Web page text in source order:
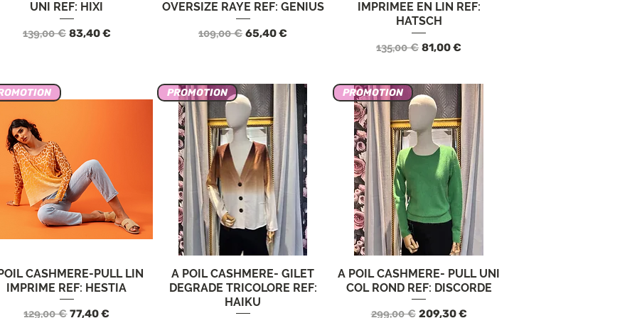
UNI REF: HIXI
Precio
139,00 € Precio de oferta
83,40 €
OVERSIZE RAYE REF: GENIUS
Precio
109,00 € Precio de oferta
65,40 €
IMPRIMEE EN LIN REF:
HATSCH
Precio
135,00 € Precio de oferta
81,00 €
Vista rápida
CASHMERE-PULL LIN
IMPRIME REF: HESTIA
Precio
129,00 €Precio de oferta
77,40 €
Vista rápida
PROMOTION
A POIL CASHMERE- GILET
DEGRADE TRICOLORE REF:
HAIKU
Vista rápida
PROMOTION
A POIL CASHMERE- PULL UNI
COL ROND REF: DISCORDE
Precio
299,00 € Precio de oferta
209,30 €